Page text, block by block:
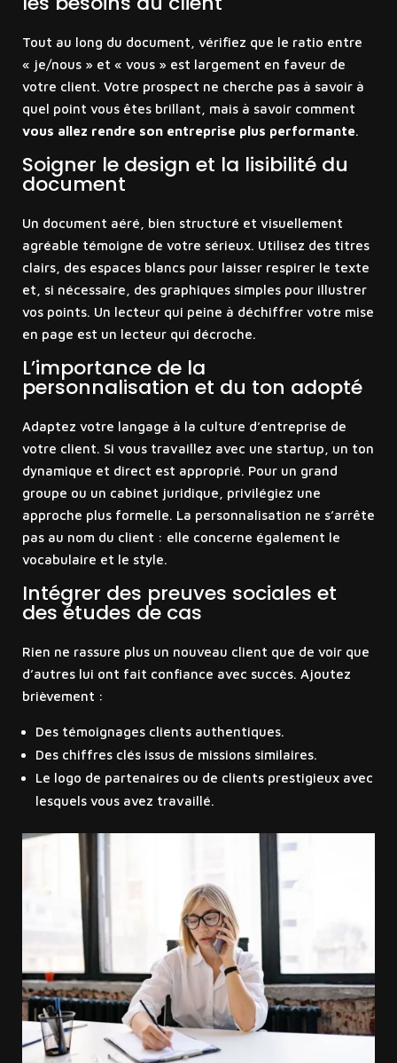
Tout au long du document, vérifiez que le ratio entre
« je/nous » et « vous » est largement en faveur de
votre client. Votre prospect ne cherche pas à savoir à
quel point vous êtes brillant, mais à savoir comment
vous allez rendre son entreprise plus performante.
Soigner le design et la lisibilité du
document
Un document aéré, bien structuré et visuellement
agréable témoigne de votre sérieux. Utilisez des titres
clairs, des espaces blancs pour laisser respirer le texte
et, si nécessaire, des graphiques simples pour illustrer
vos points. Un lecteur qui peine à déchiffrer votre mise
en page est un lecteur qui décroche.
L’importance de la
personnalisation et du ton adopté
Adaptez votre langage à la culture d’entreprise de
votre client. Si vous travaillez avec une startup, un ton
dynamique et direct est approprié. Pour un grand
groupe ou un cabinet juridique, privilégiez une
approche plus formelle. La personnalisation ne s’arrête
pas au nom du client : elle concerne également le
vocabulaire et le style.
Intégrer des preuves sociales et
des études de cas
Rien ne rassure plus un nouveau client que de voir que
d’autres lui ont fait confiance avec succès. Ajoutez
brièvement :
Des témoignages clients authentiques.
Des chiffres clés issus de missions similaires.
Le logo de partenaires ou de clients prestigieux avec
lesquels vous avez travaillé.